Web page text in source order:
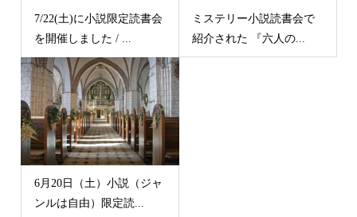
7/22(土)に小説限定読書会
を開催しました / ...
ミステリー小説読書会で
紹介された 『六人の...
6月20日（土）小説（ジャ
ンルは自由）限定読...